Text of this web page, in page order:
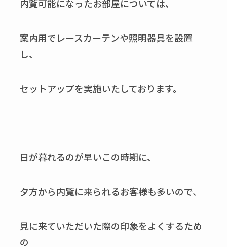
内覧可能になったお部屋については、
案内用でレースカーテンや照明器具を設置
し、
セットアップを実施いたしております。
日が暮れるのが早いこの時期に、
夕方から内覧に来られるお客様も多いので、
見に来ていただいた際の印象をよくするため
の